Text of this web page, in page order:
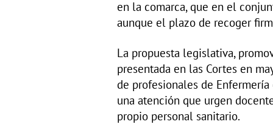
en la comarca, que en el
aunque el plazo de recoger
La propuesta legislativa,
presentada en las Cortes en
de profesionales de
una atención que urgen
propio personal sanitario.